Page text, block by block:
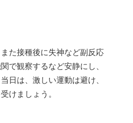
た接種後に失神など副反応
で観察するなど安静にし、
日は、激しい運動は避け、
けましょう。